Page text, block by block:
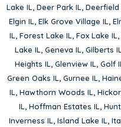
Lake IL, Deer Park IL, Deerfield
Elgin IL, Elk Grove Village IL,
IL, Forest Lake IL, Fox Lake IL,
Lake IL, Geneva IL, Gilberts
Heights IL, Glenview IL, Golf
Green Oaks IL, Gurnee IL,
IL, Hawthorn Woods IL,
IL, Hoffman Estates IL,
Inverness IL, Island Lake IL,